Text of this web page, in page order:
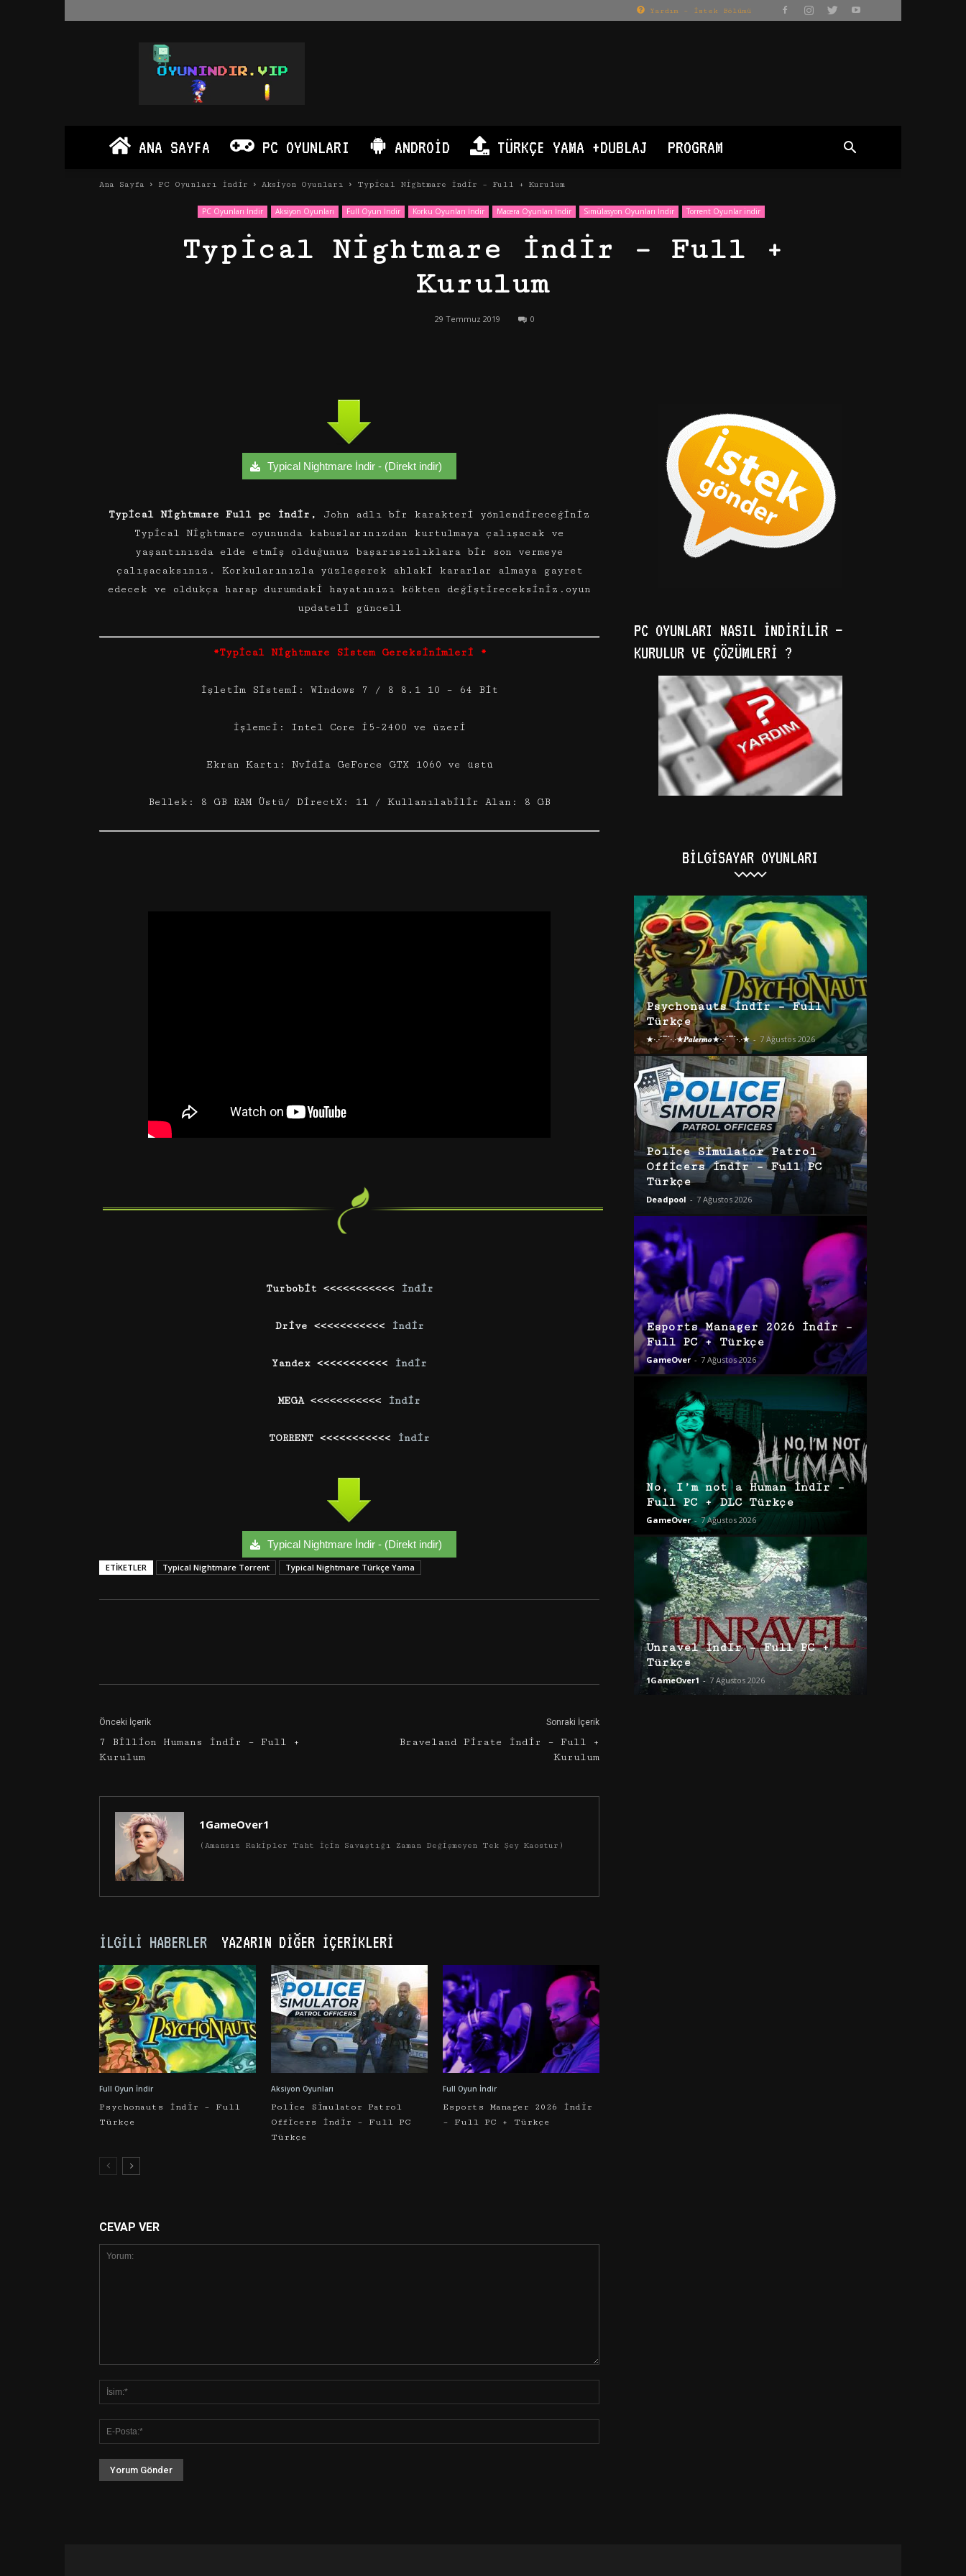
Yardım – İstek Bölümü
Oyun
İndir
PC
Android
ANA SAYFA PC OYUNLARI ANDROID TÜRKÇE YAMA +DUBLAJ PROGRAM
Ana Sayfa PC Oyunları İndir Aksiyon Oyunları Typical Nightmare İndir – Full + Kurulum
PC Oyunları İndir Aksiyon Oyunları Full Oyun İndir Korku Oyunları İndir Macera Oyunları İndir Simülasyon Oyunları İndir Torrent Oyunlar indir
Typical Nightmare İndir – Full +
Kurulum
29 Temmuz 2019 0
Typical Nightmare İndir - (Direkt indir)
Typical Nightmare Full pc İndir,
John adlı bir karakteri yönlendireceğiniz
Typical Nightmare oyununda kabuslarınızdan kurtulmaya çalışacak ve
yaşantınızda elde etmiş olduğunuz başarısızlıklara bir son vermeye
çalışacaksınız. Korkularınızla yüzleşerek ahlaki kararlar almaya gayret
edecek ve oldukça harap durumdaki hayatınızı kökten değiştireceksiniz.oyun
updateli güncell
*Typical Nightmare Sistem Gereksinimleri *
İşletim Sistemi: Windows 7 / 8 8.1 10 – 64 Bit
İşlemci: Intel Core i5-2400 ve üzeri
Ekran Kartı: Nvidia GeForce GTX 1060 ve üstü
Bellek: 8 GB RAM Üstü/ DirectX: 11 / Kullanılabilir Alan: 8 GB
Turbobit <<<<<<<<<<< İndir
Drive <<<<<<<<<<< İndir
Yandex <<<<<<<<<<< İndir
MEGA <<<<<<<<<<< İndir
TORRENT <<<<<<<<<<< İndir
Typical Nightmare İndir - (Direkt indir)
ETIKETLER Typical Nightmare Torrent Typical Nightmare Türkçe Yama
Önceki İçerik
7 Billion Humans İndir – Full +
Kurulum
Sonraki İçerik
Braveland Pirate İndir – Full +
Kurulum
1GameOver1
(Amansız Rakipler Taht İçin Savaştığı Zaman Değişmeyen Tek Şey Kaostur)
İLGILI HABERLER YAZARIN DIĞER İÇERIKLERI
Full Oyun İndir
Psychonauts İndir – Full
Türkçe
Aksiyon Oyunları
Police Simulator Patrol
Officers İndir – Full PC
Türkçe
Full Oyun İndir
Esports Manager 2026 İndir
– Full PC + Türkçe
CEVAP VER
PC OYUNLARI NASIL İNDIRILIR –
KURULUR VE ÇÖZÜMLERI ?
BILGISAYAR OYUNLARI
Psychonauts İndir – Full
Türkçe
★·.·´¯`·.·★𝑷𝒂𝒍𝒆𝒓𝒎𝒐★·.·´¯`·.·★ - 7 Ağustos 2026
Police Simulator Patrol
Officers İndir – Full PC
Türkçe
Deadpool - 7 Ağustos 2026
Esports Manager 2026 İndir –
Full PC + Türkçe
GameOver - 7 Ağustos 2026
No, I’m not a Human İndir –
Full PC + DLC Türkçe
GameOver - 7 Ağustos 2026
Unravel İndir – Full PC +
Türkçe
1GameOver1 - 7 Ağustos 2026